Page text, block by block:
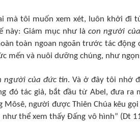
mà tôi muốn xem xét, luôn khởi đi
này: Giám mục như làcon người
toàn ngoan ngoãn trước tác động
mến và nuôi dưỡng chúng, như
người của đức tin. Và ở đây tôi nhớ
đó tác giả, bắt đầu từ Abel, đưa ra
Môsê, người được Thiên Chúa kêu
như thể xem thấy Đấng vô hình” (Dt